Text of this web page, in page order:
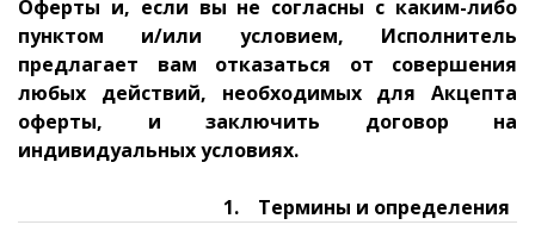
Оферты и, если вы не согласны с каким-либо
пунктом и/или условием, Исполнитель
предлагает вам отказаться от совершения
любых действий, необходимых для Акцепта
оферты, и заключить договор на
индивидуальных условиях.
1. Термины и определения